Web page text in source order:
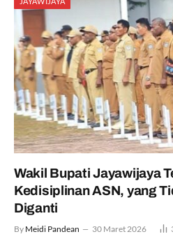
Wakil Bupati Jayawijaya
Kedisiplinan ASN, yang
Diganti
By Meidi Pandean 30 Maret 2026